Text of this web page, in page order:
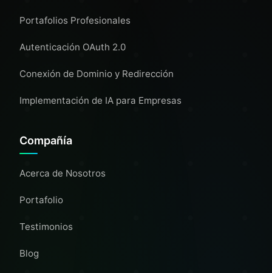
Portafolios Profesionales
Autenticación OAuth 2.0
Conexión de Dominio y Redirección
Implementación de IA para Empresas
Compañía
Acerca de Nosotros
Portafolio
Testimonios
Blog